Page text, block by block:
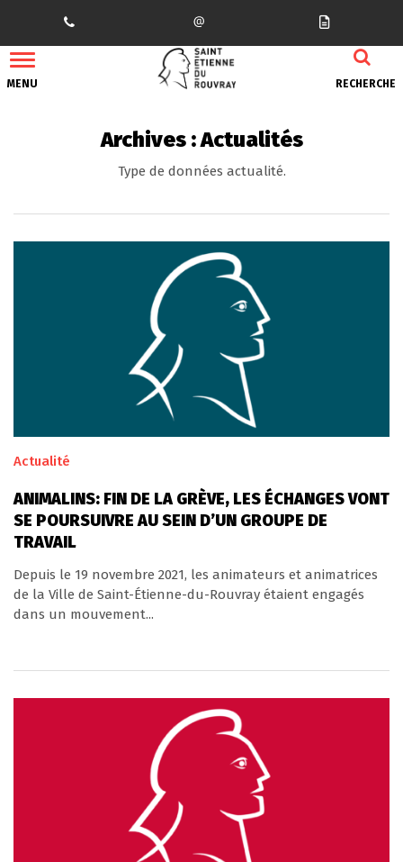
MENU RECHERCHE
Archives :Actualités
Type de données actualité.
Actualité
ANIMALINS: FIN DE LA GRÈVE, LES ÉCHANGES VONT
SE POURSUIVRE AU SEIN D’UN GROUPE DE
TRAVAIL
Depuis le 19 novembre 2021, les animateurs et animatrices
de la Ville de Saint-Étienne-du-Rouvray étaient engagés
dans un mouvement...